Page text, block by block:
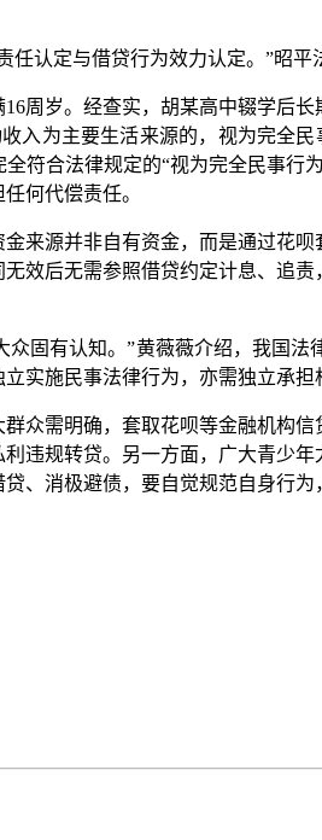
定与借贷行为效力认定。”昭平
岁。经查实，胡某高中辍学后
入为主要生活来源的，视为完全
符合法律规定的“视为完全民事行
何代偿责任。
源并非自有资金，而是通过花
效后无需参照借贷约定计息、追
固有认知。”黄薇薇介绍，我国
实施民事法律行为，亦需独立承
需明确，套取花呗等金融机构
违规转贷。另一方面，广大青少
、消极避债，要自觉规范自身行为